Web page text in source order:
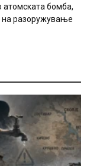
атомската бомба,
разоружување